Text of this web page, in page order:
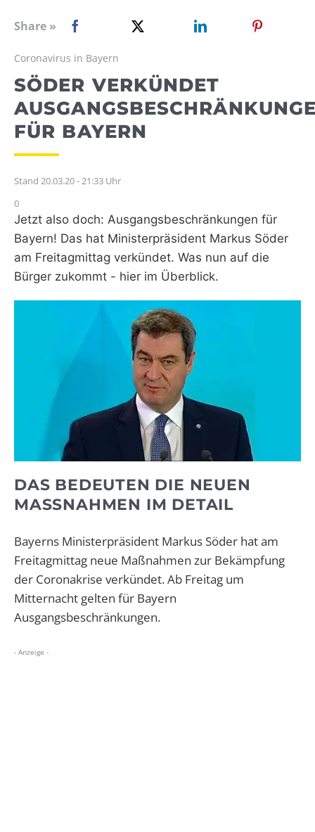
WEBRADIO
Share »
Coronavirus in Bayern
SÖDER VERKÜNDET
FÜR BAYERN
Stand 20.03.20 - 21:33 Uhr
0
Jetzt also doch: Ausgangsbeschränkungen für
Bayern! Das hat Ministerpräsident Markus Söder
am Freitagmittag verkündet. Was nun auf die
Bürger zukommt - hier im Überblick.
DAS BEDEUTEN DIE NEUEN
MASSNAHMEN IM DETAIL
Bayerns Ministerpräsident Markus Söder hat am
Freitagmittag neue Maßnahmen zur Bekämpfung
der Coronakrise verkündet. Ab Freitag um
Mitternacht gelten für Bayern
Ausgangsbeschränkungen.
- Anzeige -